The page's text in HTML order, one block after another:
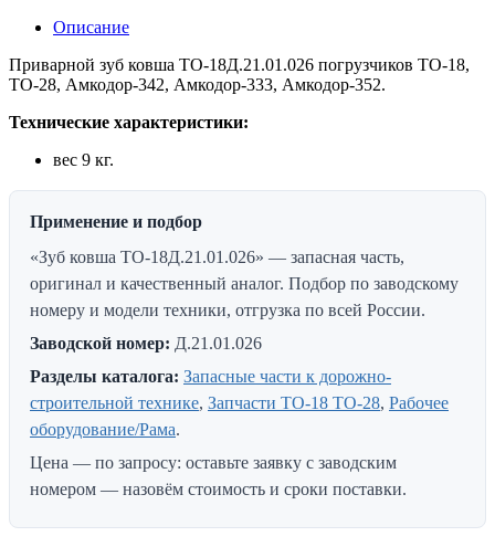
Описание
Приварной зуб ковша ТО-18Д.21.01.026 погрузчиков ТО-18,
ТО-28, Амкодор-342, Амкодор-333, Амкодор-352.
Технические характеристики:
вес 9 кг.
Применение и подбор
«Зуб ковша ТО-18Д.21.01.026» — запасная часть,
оригинал и качественный аналог. Подбор по заводскому
номеру и модели техники, отгрузка по всей России.
Заводской номер: Д.21.01.026
Разделы каталога: Запасные части к дорожно-
строительной технике, Запчасти ТО-18 ТО-28, Рабочее
оборудование/Рама.
Цена — по запросу: оставьте заявку с заводским
номером — назовём стоимость и сроки поставки.